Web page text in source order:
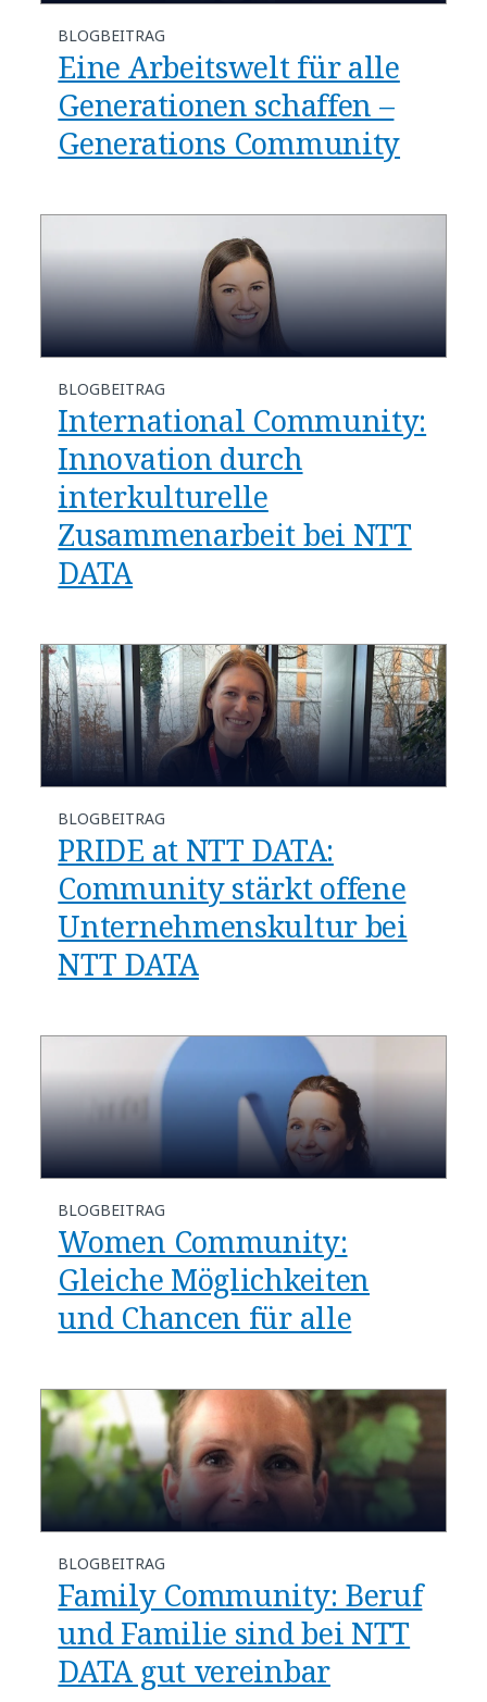
BLOGBEITRAG
Eine Arbeitswelt für alle
Generationen schaffen –
Generations Community
BLOGBEITRAG
International Community:
Innovation durch
interkulturelle
Zusammenarbeit bei NTT
DATA
BLOGBEITRAG
PRIDE at NTT DATA:
Community stärkt offene
Unternehmenskultur bei
NTT DATA
BLOGBEITRAG
Women Community:
Gleiche Möglichkeiten
und Chancen für alle
BLOGBEITRAG
Family Community: Beruf
und Familie sind bei NTT
DATA gut vereinbar